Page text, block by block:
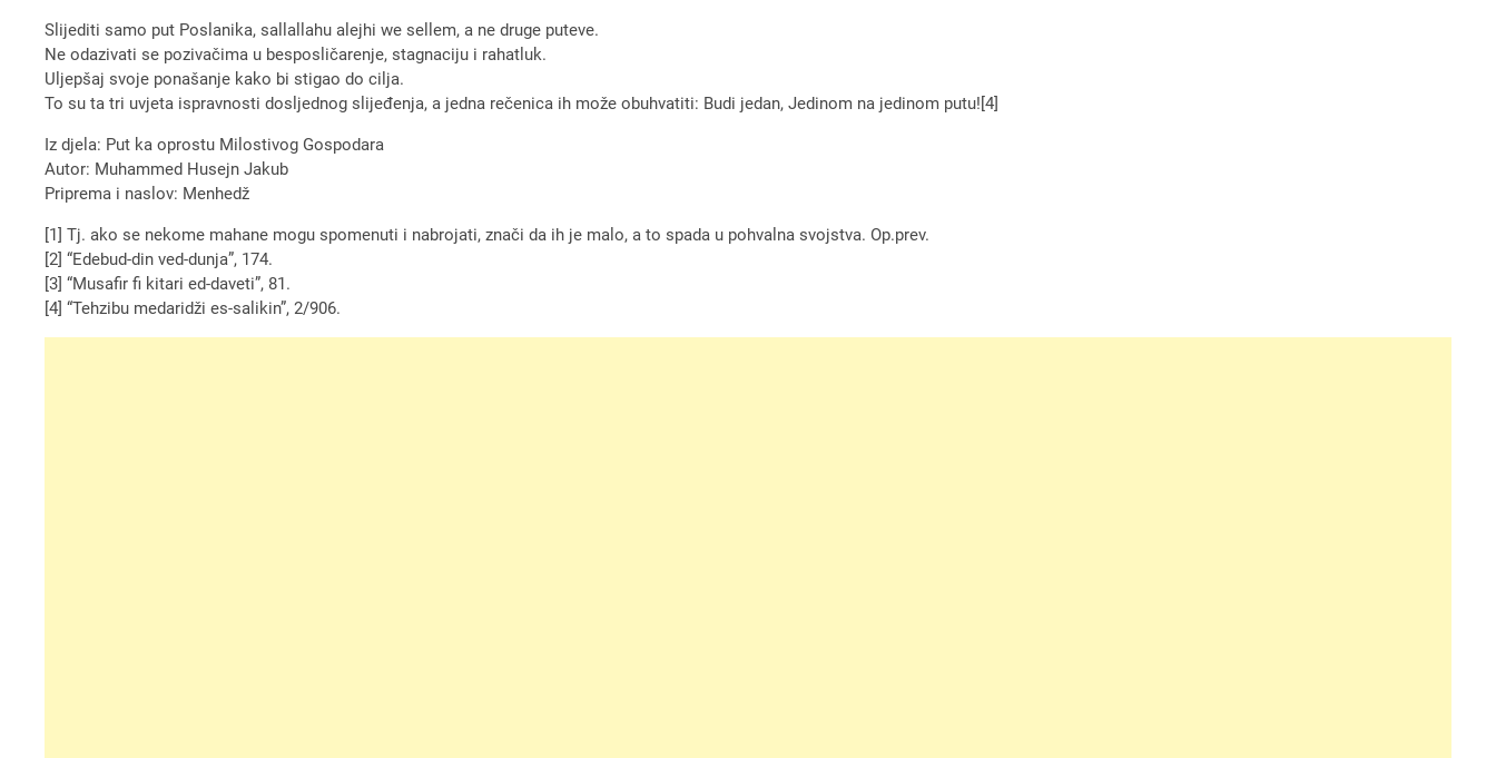
Slijediti samo put Poslanika, sallallahu alejhi we sellem, a ne druge puteve.
Ne odazivati se pozivačima u besposličarenje, stagnaciju i rahatluk.
Uljepšaj svoje ponašanje kako bi stigao do cilja.
To su ta tri uvjeta ispravnosti dosljednog slijeđenja, a jedna rečenica ih može obuhvatiti: Budi jedan, Jedinom na jedinom putu![4]
Iz djela: Put ka oprostu Milostivog Gospodara
Autor: Muhammed Husejn Jakub
Priprema i naslov: Menhedž
[1] Tj. ako se nekome mahane mogu spomenuti i nabrojati, znači da ih je malo, a to spada u pohvalna svojstva. Op.prev.
[2] “Edebud-din ved-dunja”, 174.
[3] “Musafir fi kitari ed-daveti”, 81.
[4] “Tehzibu medaridži es-salikin”, 2/906.